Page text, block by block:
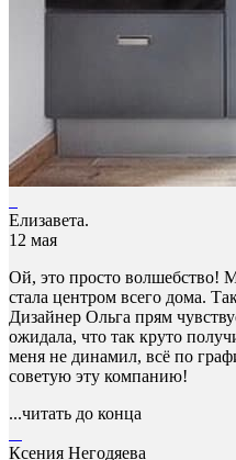
Елизавета.
12 мая
Ой, это просто волшебство!
стала центром всего дома.
Дизайнер Ольга прям
ожидала, что так круто
меня не динамил, всё по
советую эту компанию!
...читать до конца
Ксения Негодяева